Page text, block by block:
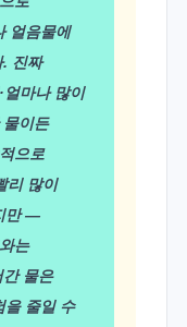
얼음물에
. 진짜
얼마나 많이
이든
으로
리 많이
만 —
는
물은
을 줄일 수